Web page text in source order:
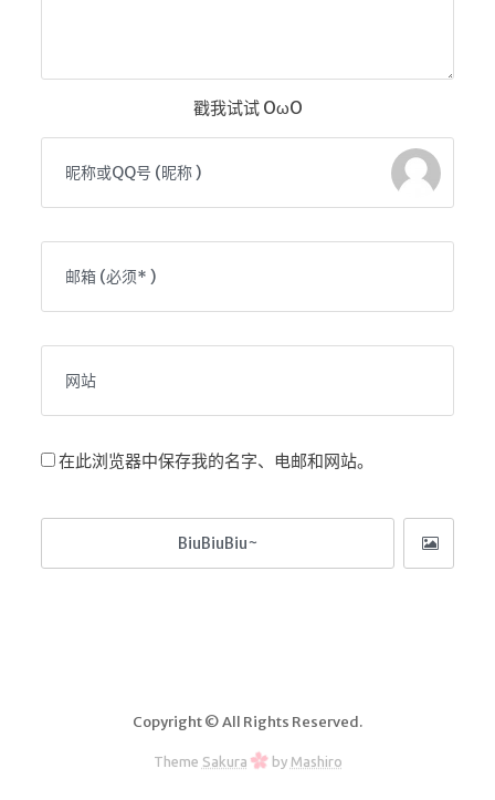
戳我试试 OωO
在此浏览器中保存我的名字、电邮和网站。
Copyright © All Rights Reserved.
Theme Sakura by Mashiro
图片加水印
Aria2
家庭网盘
百度网盘解析
临时Gmail